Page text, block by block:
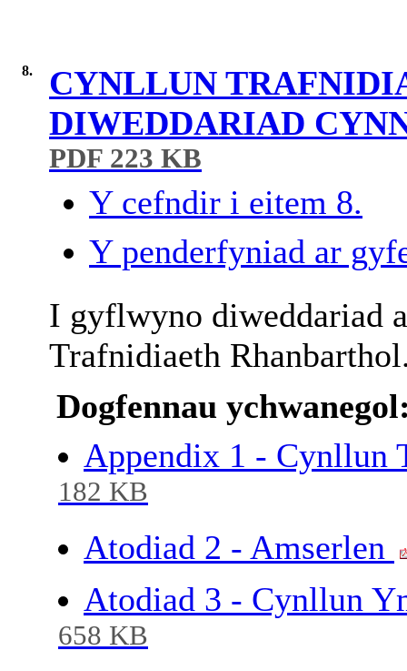
8.
CYNLLUN
DIWEDDARIAD
PDF 223 KB
Y cefndir i eitem 8.
Y penderfyniad ar
I gyflwyno diweddariad
Trafnidiaeth
Dogfennau
Appendix 1 - Cynllun
182 KB
Atodiad 2 - Amserlen
Atodiad 3 - Cynllun
658 KB